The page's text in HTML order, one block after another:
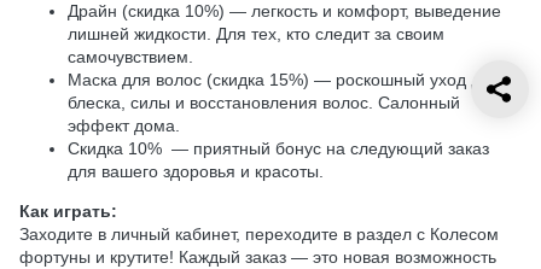
Драйн (скидка 10%) — легкость и комфорт, выведение
лишней жидкости. Для тех, кто следит за своим
самочувствием.
Маска для волос (скидка 15%) — роскошный уход для
блеска, силы и восстановления волос. Салонный
эффект дома.
Скидка 10% — приятный бонус на следующий заказ
для вашего здоровья и красоты.
Как играть:
Заходите в личный кабинет, переходите в раздел с Колесом
фортуны и крутите! Каждый заказ — это новая возможность